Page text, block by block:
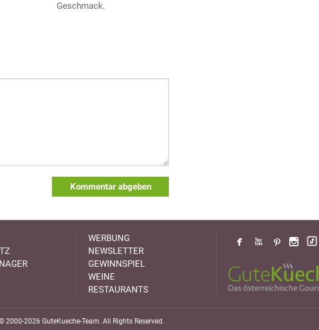
Geschmack.
Kommentar abgeben
WERBUNG
NEWSLETTER
GEWINNSPIEL
WEINE
RESTAURANTS
2000-2026 GuteKueche-Team. All Rights Reserved.